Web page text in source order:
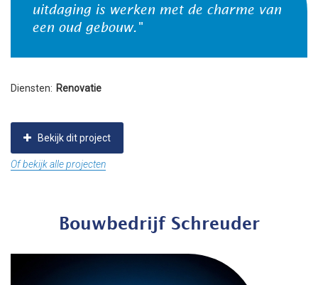
uitdaging is werken met de charme van
een oud gebouw."
Diensten: Renovatie
Bekijk dit project
Of bekijk alle projecten
Bouwbedrijf Schreuder